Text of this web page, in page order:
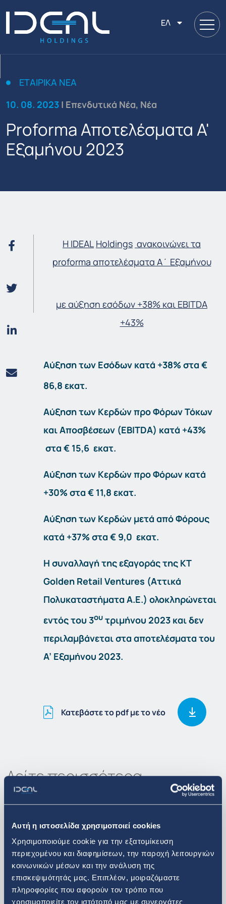
Αυτή η ιστοσελίδα χρησιμοποιεί cookies
Χρησιμοποιούμε cookie για την εξατομίκευση
περιεχομένου και διαφημίσεων, την παροχή λειτουργιών
κοινωνικών μέσων και την ανάλυση της
επισκεψιμότητάς μας. Επιπλέον, μοιραζόμαστε
πληροφορίες που αφορούν τον τρόπο που
χρησιμοποιείτε τον ιστότοπό μας με συνεργάτες
ΕΛ
ΕΤΑΙΡΙΚΑ ΝΕΑ
10. 08. 2023 | Επενδυτικά Νέα, Νέα
Proforma Αποτελέσματα Α'
Εξαμήνου 2023
Η IDEAL Holdings ανακοινώνει τα
proforma αποτελέσματα Α΄ Εξαμήνου
με αύξηση εσόδων +38% και EBITDA
+43%
Αύξηση των Εσόδων κατά +38% στα €
86,8 εκατ.
Αύξηση των Κερδών προ Φόρων Τόκων
και Αποσβέσεων (EBITDA) κατά +43%
στα € 15,6 εκατ.
Αύξηση των Κερδών προ Φόρων κατά
+30% στα € 11,8 εκατ.
Αύξηση των Κερδών μετά από Φόρους
κατά +37% στα € 9,0 εκατ.
Η συναλλαγή της εξαγοράς της KT
Golden Retail Ventures (Αττικά
Πολυκαταστήματα Α.Ε.) ολοκληρώνεται
εντός του 3ουτριμήνου 2023 και δεν
περιλαμβάνεται στα αποτελέσματα του
Α’ Εξαμήνου 2023.
Κατεβάστε το pdf με το νέο
Δείτε περισσότερα
30. 06. 2026
Ανακοίνωση αγοράς ιδίων